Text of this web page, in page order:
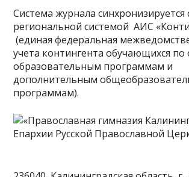
Система журнала синхронизируется
региональной системойАИС
(единая федеральная
учета контингента обучающихся
образовательным программам и
дополнительным
программам).